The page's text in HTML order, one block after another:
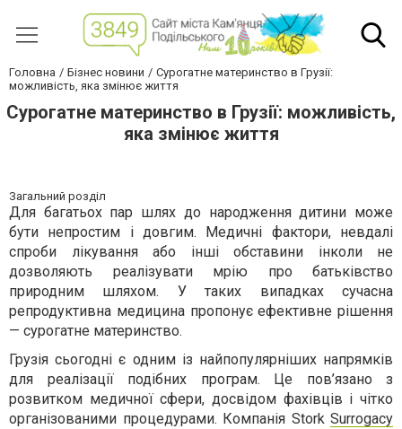
Головна Бізнес новини
Сурогатне материнство в Грузії:
можливість, яка змінює життя
Сурогатне материнство в Грузії: можливість,
яка змінює життя
Загальний розділ
Для багатьох пар шлях до народження дитини може
бути непростим і довгим. Медичні фактори, невдалі
спроби лікування або інші обставини інколи не
дозволяють реалізувати мрію про батьківство
природним шляхом. У таких випадках сучасна
репродуктивна медицина пропонує ефективне рішення
— сурогатне материнство.
Грузія сьогодні є одним із найпопулярніших напрямків
для реалізації подібних програм. Це пов’язано з
розвитком медичної сфери, досвідом фахівців і чітко
організованими процедурами. Компанія Stork Surrogacy